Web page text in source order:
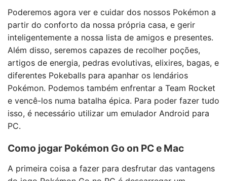
Poderemos agora ver e cuidar dos nossos Pokémon a
partir do conforto da nossa própria casa, e gerir
inteligentemente a nossa lista de amigos e presentes.
Além disso, seremos capazes de recolher poções,
artigos de energia, pedras evolutivas, elixires, bagas, e
diferentes Pokeballs para apanhar os lendários
Pokémon. Podemos também enfrentar a Team Rocket
e vencê-los numa batalha épica. Para poder fazer tudo
isso, é necessário utilizar um emulador Android para
PC.
Como jogar Pokémon Go on PC e Mac
A primeira coisa a fazer para desfrutar das vantagens